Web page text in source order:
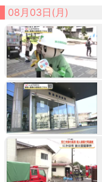
08月03日(月)